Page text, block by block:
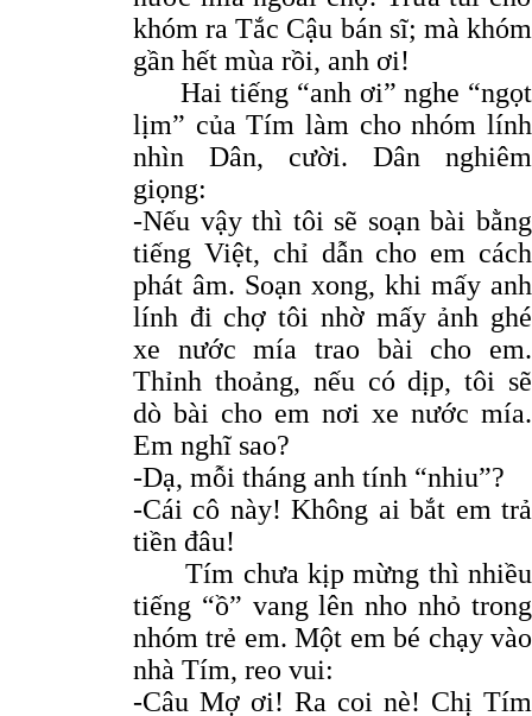
khóm ra Tắc Cậu bán sĩ; mà khóm
gần hết mùa rồi, anh ơi!
Hai tiếng “anh ơi” nghe “ngọt
lịm” của Tím làm cho nhóm lính
nhìn Dân, cười. Dân nghiêm
giọng:
-Nếu vậy thì tôi sẽ soạn bài bằng
tiếng Việt, chỉ dẫn cho em cách
phát âm. Soạn xong, khi mấy anh
lính đi chợ tôi nhờ mấy ảnh ghé
xe nước mía trao bài cho em.
Thỉnh thoảng, nếu có dịp, tôi sẽ
dò bài cho em nơi xe nước mía.
Em nghĩ sao?
-Dạ, mỗi tháng anh tính “nhiu”?
-Cái cô này! Không ai bắt em trả
tiền đâu!
Tím chưa kịp mừng thì nhiều
tiếng “ồ” vang lên nho nhỏ trong
nhóm trẻ em. Một em bé chạy vào
nhà Tím, reo vui:
-Câu Mợ ơi! Ra coi nè! Chị Tím